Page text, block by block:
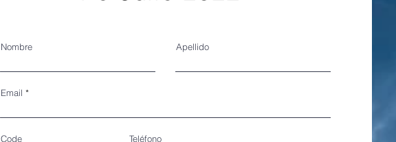
Nombre Apellido
Email
Code Teléfono